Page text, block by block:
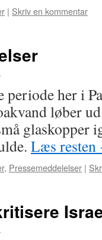
| Skriv en kommentar
periode her i
løber
glaskopper
Læs resten
, Pressemeddelelser |